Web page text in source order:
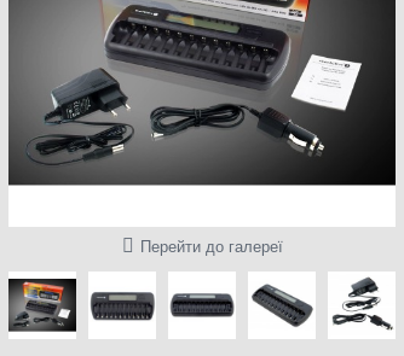
Перейти до галереї